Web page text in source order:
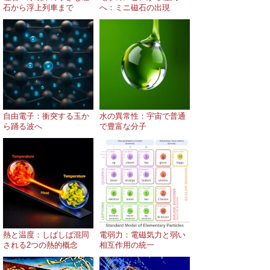
石から浮上列車まで
へ：ミニ磁石の出現
自由電子：衝突する玉か
ら踊る波へ
水の異常性：宇宙で普通
で豊富な分子
熱と温度：しばしば混同
される2つの熱的概念
電弱力：電磁気力と弱い
相互作用の統一